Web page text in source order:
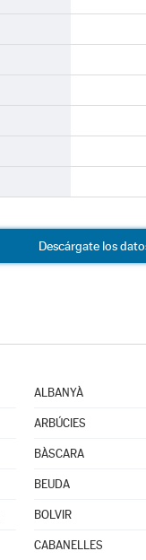
Descárgate los
ALBANYÀ
ARBÚCIES
BÀSCARA
BEUDA
BOLVIR
CABANELLES